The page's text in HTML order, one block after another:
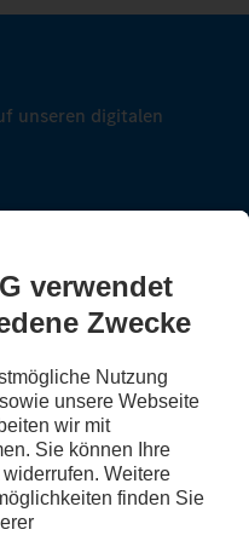
unseren digitalen
Truckerinnen und